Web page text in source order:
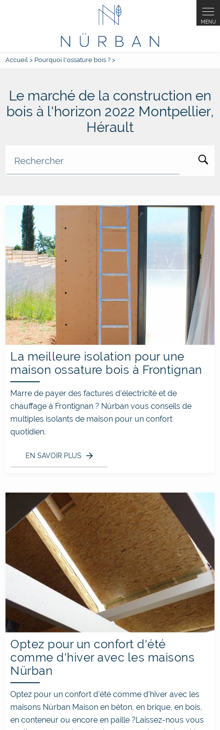
Accueil > Pourquoi l'ossature bois ?>
Le marché de la construction en
bois à l'horizon 2022 Montpellier,
Hérault
Rechercher
La meilleure isolation pour une
maison ossature bois à Frontignan
Marre de payer des factures d'électricité et de
chauffage à Frontignan ? Nürban vous conseils de
multiples isolants de maison pour un confort
quotidien.
EN SAVOIR PLUS
Optez pour un confort d'été
comme d'hiver avec les maisons
Nürban
Optez pour un confort d'été comme d'hiver avec les
maisons Nürban Maison en béton, en brique, en bois,
en conteneur ou encore en paille ?Laissez-nous vous